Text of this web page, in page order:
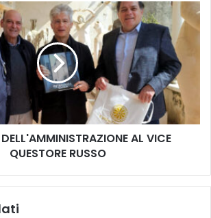
AL VICE
QUESTORE RUSSO